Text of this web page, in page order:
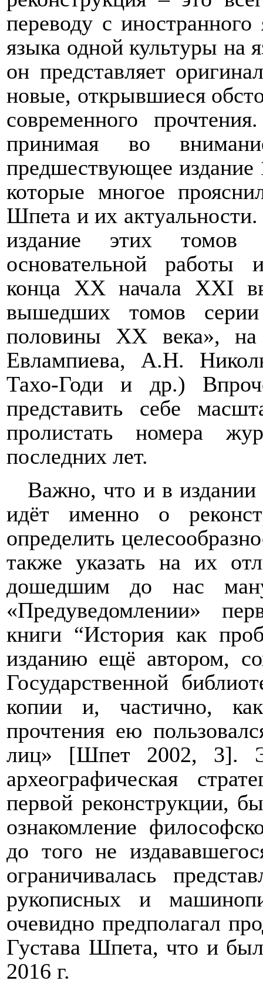
переводу с
языка одной культуры на
он представляет
новые, открывшиеся
современного
принимая во
предшествующее издание
которые многое
Шпета и их
издание этих томов
основательной работы
конца ХХ начала XXI
вышедших томов
половины ХХ века»,
Евлампиева, А.Н.
Тахо-Годи и др.)
представить себе
пролистать номера
последних лет.
Важно, что и в издании
идёт именно о
определить
также указать на их
дошедшим до нас
«Предуведомлении»
книги “История как
изданию ещё автором,
Государственной
копии и, частично,
прочтения ею
лиц» [Шпет 2002, 3].
археографическая
первой реконструкции,
ознакомление
до того не
ограничивалась
рукописных и
очевидно предполагал
Густава Шпета, что и
2016 г.